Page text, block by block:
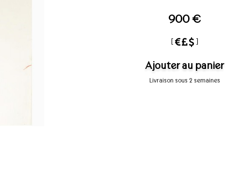
900 €
[ ]
Ajouter au panier
Livraison sous 2 semaines